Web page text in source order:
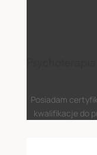
Posiadam
kwalifikacje do